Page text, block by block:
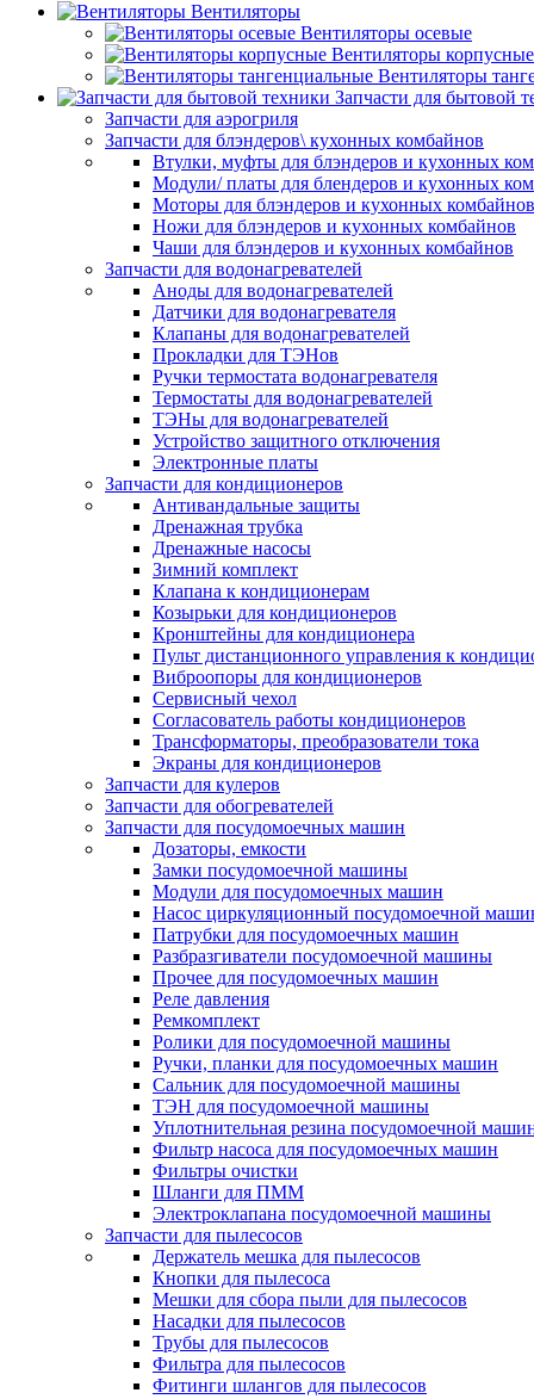
Вентиляторы
Вентиляторы осевые
Вентиляторы корпусные
Вентиляторы
Запчасти для бытовой
Запчасти для аэрогриля
Запчасти для блэндеров\ кухонных комбайнов
Втулки, муфты для блэндеров и кухонных
Модули/ платы для блендеров и кухонных
Моторы для блэндеров и кухонных комбайнов
Ножи для блэндеров и кухонных комбайнов
Чаши для блэндеров и кухонных комбайнов
Запчасти для водонагревателей
Аноды для водонагревателей
Датчики для водонагревателя
Клапаны для водонагревателей
Прокладки для ТЭНов
Ручки термостата водонагревателя
Термостаты для водонагревателей
ТЭНы для водонагревателей
Устройство защитного отключения
Электронные платы
Запчасти для кондиционеров
Антивандальные защиты
Дренажная трубка
Дренажные насосы
Зимний комплект
Клапана к кондиционерам
Козырьки для кондиционеров
Кронштейны для кондиционера
Пульт дистанционного управления к
Виброопоры для кондиционеров
Сервисный чехол
Согласователь работы кондиционеров
Трансформаторы, преобразователи тока
Экраны для кондиционеров
Запчасти для кулеров
Запчасти для обогревателей
Запчасти для посудомоечных машин
Дозаторы, емкости
Замки посудомоечной машины
Модули для посудомоечных машин
Насос циркуляционный посудомоечной
Патрубки для посудомоечных машин
Разбразгиватели посудомоечной машины
Прочее для посудомоечных машин
Реле давления
Ремкомплект
Ролики для посудомоечной машины
Ручки, планки для посудомоечных машин
Сальник для посудомоечной машины
ТЭН для посудомоечной машины
Уплотнительная резина посудомоечной
Фильтр насоса для посудомоечных машин
Фильтры очистки
Шланги для ПММ
Электроклапана посудомоечной машины
Запчасти для пылесосов
Держатель мешка для пылесосов
Кнопки для пылесоса
Мешки для сбора пыли для пылесосов
Насадки для пылесосов
Трубы для пылесосов
Фильтра для пылесосов
Фитинги шлангов для пылесосов